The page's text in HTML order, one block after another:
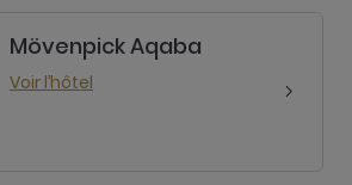
Mövenpick Aqaba
Voir l’hôtel